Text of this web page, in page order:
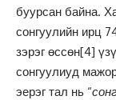
буурсан байна.
сонгуулийн ирц
зэрэг өссөн[4]
сонгуулиуд
эерэг тал нь “